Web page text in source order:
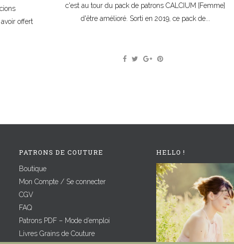
offert
c'est au tour du pack de patrons CALCIUM [Femme]
d'être amélioré. Sorti en 2019, ce pack de...
PATRONS DE COUTURE
Boutique
Mon Compte / Se connecter
CGV
FAQ
Patrons PDF – Mode d’emploi
Livres Grains de Couture
HELLO !